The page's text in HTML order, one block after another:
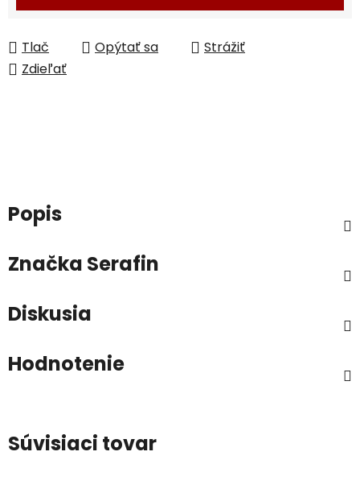
Tlač Opýtať sa
Strážiť
Zdieľať
Popis
Značka Serafin
Diskusia
Hodnotenie
Súvisiaci tovar